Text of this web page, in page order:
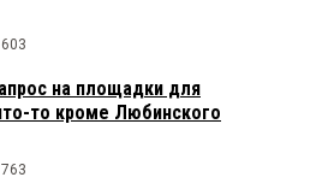
603
на площадки для
то кроме Любинского
763